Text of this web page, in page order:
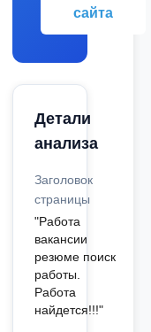
сайта
Детали
анализа
Заголовок
страницы
"Работа
вакансии
резюме поиск
работы.
Работа
найдется!!!"